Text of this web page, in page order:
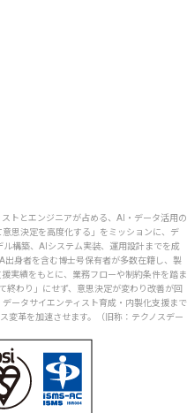
トとエンジニアが占める、AI・データ活用の
思決定を高度化する」をミッションに、デ
構築、AIシステム実装、運用設計までを成
出身者を含む博士号保有者が多数在籍し、製
実績をもとに、業務フローや制約条件を踏ま
終わり」にせず、意思決定が変わり改善が回
ータサイエンティスト育成・内製化支援まで
変革を加速させます。（旧称：テクノスデー